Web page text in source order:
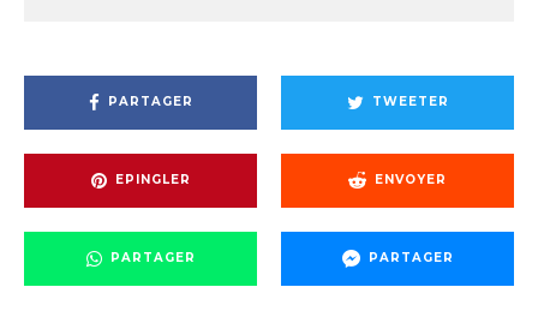
PARTAGER TWEETER
EPINGLER ENVOYER
PARTAGER PARTAGER